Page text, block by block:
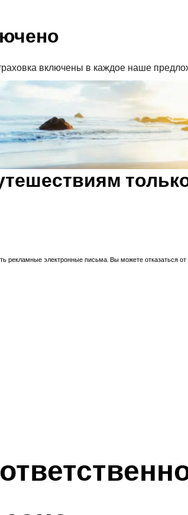
включены в каждое наше
рекламные электронные письма. Вы можете отказаться